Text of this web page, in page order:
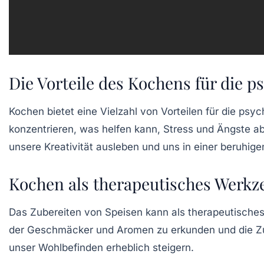
Die Vorteile des Kochens für die
Kochen bietet eine Vielzahl von Vorteilen für die
konzentrieren, was helfen kann, Stress und Ängste
unsere Kreativität ausleben und uns in einer
Kochen als therapeutisches
Das Zubereiten von Speisen kann als
der Geschmäcker und Aromen zu erkunden und die
unser Wohlbefinden erheblich steigern.